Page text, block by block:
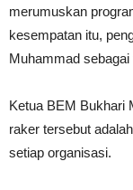
merumuskan
kesempatan itu,
Muhammad sebagai
Ketua BEM Bukhari
raker tersebut
setiap organisasi.